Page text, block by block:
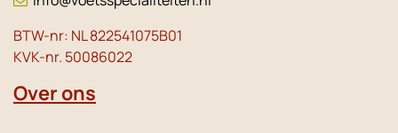
BTW-nr: NL 822541075B01
KVK-nr. 50086022
Over ons